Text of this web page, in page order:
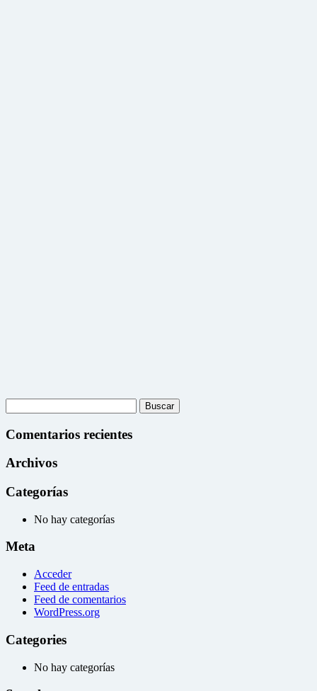
Comentarios recientes
Archivos
Categorías
No hay categorías
Meta
Acceder
Feed de entradas
Feed de comentarios
WordPress.org
Categories
No hay categorías